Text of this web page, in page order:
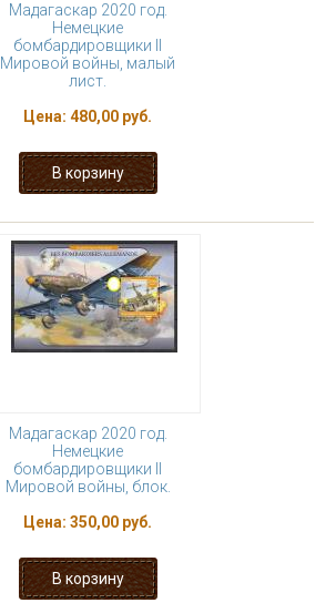
Мадагаскар 2020 год.
Немецкие
бомбардировщики II
Мировой войны, малый
лист.
Цена: 480,00 руб.
Мадагаскар 2020 год.
Немецкие
бомбардировщики II
Мировой войны, блок.
Цена: 350,00 руб.